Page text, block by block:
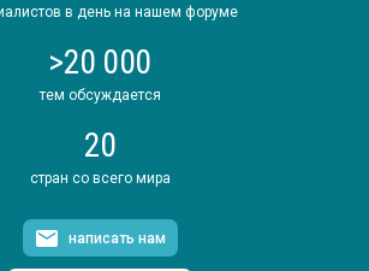
в день на нашем форуме
>20 000
тем обсуждается
20
стран со всего мира
написать нам